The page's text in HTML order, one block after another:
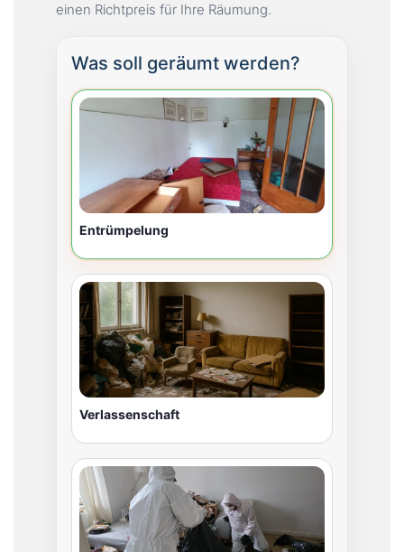
einen Richtpreis für Ihre Räumung.
Was soll geräumt werden?
Entrümpelung
Verlassenschaft